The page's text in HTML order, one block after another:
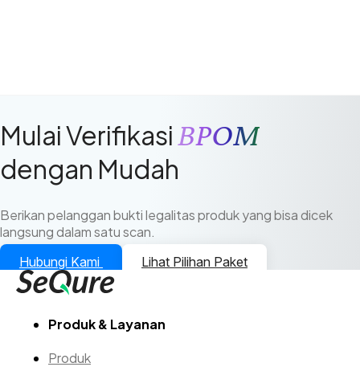
Mulai VerifikasiBPOM
dengan Mudah
Berikan pelanggan bukti legalitas produk yang bisa dicek
langsung dalam satu scan.
Hubungi Kami Lihat Pilihan Paket
Produk & Layanan
Produk